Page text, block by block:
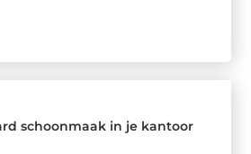
schoonmaak in je kantoor